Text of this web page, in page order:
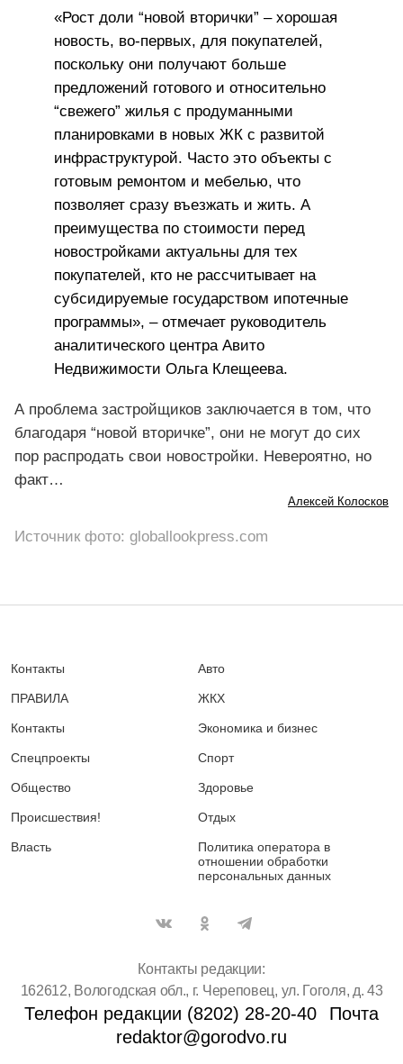
«Рост доли “новой вторички” – хорошая
новость, во-первых, для покупателей,
поскольку они получают больше
предложений готового и относительно
“свежего” жилья с продуманными
планировками в новых ЖК с развитой
инфраструктурой. Часто это объекты с
готовым ремонтом и мебелью, что
позволяет сразу въезжать и жить. А
преимущества по стоимости перед
новостройками актуальны для тех
покупателей, кто не рассчитывает на
субсидируемые государством ипотечные
программы», – отмечает руководитель
аналитического центра Авито
Недвижимости Ольга Клещеева.
А проблема застройщиков заключается в том, что
благодаря “новой вторичке”, они не могут до сих
пор распродать свои новостройки. Невероятно, но
факт…
Алексей Колосков
Источник фото: globallookpress.com
Контакты
ПРАВИЛА
Контакты
Спецпроекты
Общество
Происшествия!
Власть
Авто
ЖКХ
Экономика и бизнес
Спорт
Здоровье
Отдых
Политика оператора в
отношении обработки
персональных данных
Контакты редакции:
162612, Вологодская обл., г. Череповец, ул. Гоголя, д. 43
Телефон редакции (8202) 28-20-40
Почта
redaktor@gorodvo.ru